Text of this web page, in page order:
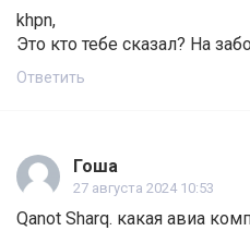
khpn,
Это кто тебе сказал? На
Ответить
Гоша
27 августа 2024 10:53
Qanot Sharq. какая авиа